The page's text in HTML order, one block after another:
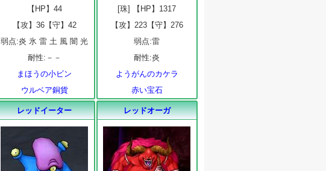
【HP】44
【攻】36【守】42
弱点:炎 氷 雷 土 風 闇 光
耐性:－－
まほうの小ビン
ウルベア銅貨
[珠] 【HP】1317
【攻】223【守】276
弱点:雷
耐性:炎
ようがんのカケラ
赤い宝石
レッドイーター レッドオーガ